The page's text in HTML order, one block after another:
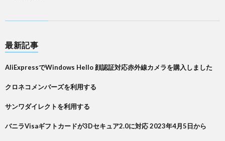
最新記事
AliExpressでWindows Hello 顔認証対応赤外線カメラを購入しました
クロネコメンバーズを利用する
サンワダイレクトを利用する
バニラVisaギフトカードが3Dセキュア2.0に対応 2023年4月5日から